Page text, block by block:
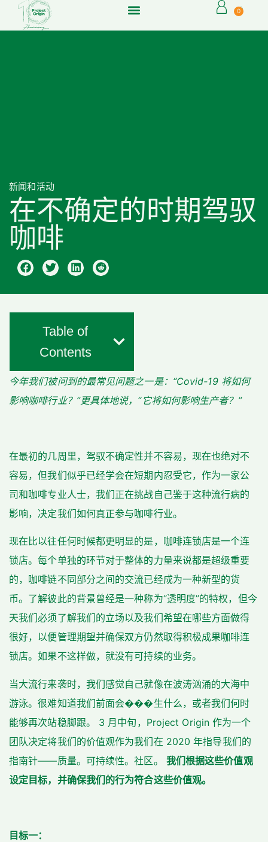
0
新闻和活动
在不确定的时期驾驭
咖啡
Table of
Contents
今年我们被问到的最常见问题之一是：“Covid-19 将如何
影响咖啡行业？”更具体地说，“它将如何影响生产者？”
在最初的几周里，驾驭不确定性并不容易，现在也绝对不
容易，但我们似乎已经学会在短期内忍受它，作为一家公
司和咖啡专业人士，我们正在挑战自己鉴于这种流行病的
影响，决定我们如何真正参与咖啡行业。
现在比以往任何时候都更明显的是，咖啡连锁店是一个连
锁店。每个单独的环节对于整体的力量来说都是超级重要
的，咖啡链不同部分之间的交流已经成为一种新型的货
币。了解彼此的背景曾经是一种称为“透明度”的特权，但今
天我们必须了解我们的立场以及我们希望在哪些方面做得
很好，以便管理期望并确保双方仍然取得积极成果咖啡连
锁店。如果不这样做，就没有可持续的业务。
当大流行来袭时，我们感觉自己就像在波涛汹涌的大海中
游泳。很难知道我们前面会���生什么，或者我们何时
能够再次站稳脚跟。 3 月中旬，Project Origin 作为一个
团队决定将我们的价值观作为我们在 2020 年指导我们的
指南针——质量。可持续性。社区。 我们根据这些价值观
设定目标，并确保我们的行为符合这些价值观。
目标一：